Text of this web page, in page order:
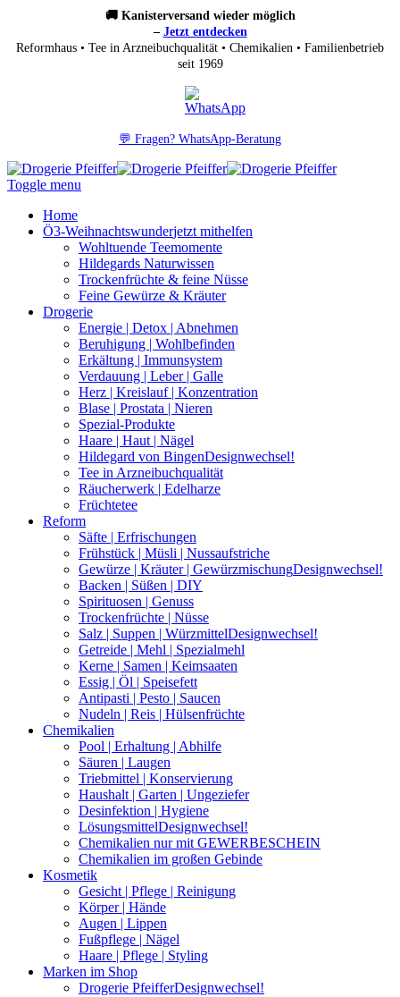
🚚 Kanisterversand wieder möglich
– Jetzt entdecken
Reformhaus • Tee in Arzneibuchqualität • Chemikalien • Familienbetrieb
seit 1969
💬 Fragen? WhatsApp-Beratung
Toggle menu
Home
Ö3-Weihnachtswunderjetzt mithelfen
Wohltuende Teemomente
Hildegards Naturwissen
Trockenfrüchte & feine Nüsse
Feine Gewürze & Kräuter
Drogerie
Energie | Detox | Abnehmen
Beruhigung | Wohlbefinden
Erkältung | Immunsystem
Verdauung | Leber | Galle
Herz | Kreislauf | Konzentration
Blase | Prostata | Nieren
Spezial-Produkte
Haare | Haut | Nägel
Hildegard von BingenDesignwechsel!
Tee in Arzneibuchqualität
Räucherwerk | Edelharze
Früchtetee
Reform
Säfte | Erfrischungen
Frühstück | Müsli | Nussaufstriche
Gewürze | Kräuter | GewürzmischungDesignwechsel!
Backen | Süßen | DIY
Spirituosen | Genuss
Trockenfrüchte | Nüsse
Salz | Suppen | WürzmittelDesignwechsel!
Getreide | Mehl | Spezialmehl
Kerne | Samen | Keimsaaten
Essig | Öl | Speisefett
Antipasti | Pesto | Saucen
Nudeln | Reis | Hülsenfrüchte
Chemikalien
Pool | Erhaltung | Abhilfe
Säuren | Laugen
Triebmittel | Konservierung
Haushalt | Garten | Ungeziefer
Desinfektion | Hygiene
LösungsmittelDesignwechsel!
Chemikalien nur mit GEWERBESCHEIN
Chemikalien im großen Gebinde
Kosmetik
Gesicht | Pflege | Reinigung
Körper | Hände
Augen | Lippen
Fußpflege | Nägel
Haare | Pflege | Styling
Marken im Shop
Drogerie PfeifferDesignwechsel!